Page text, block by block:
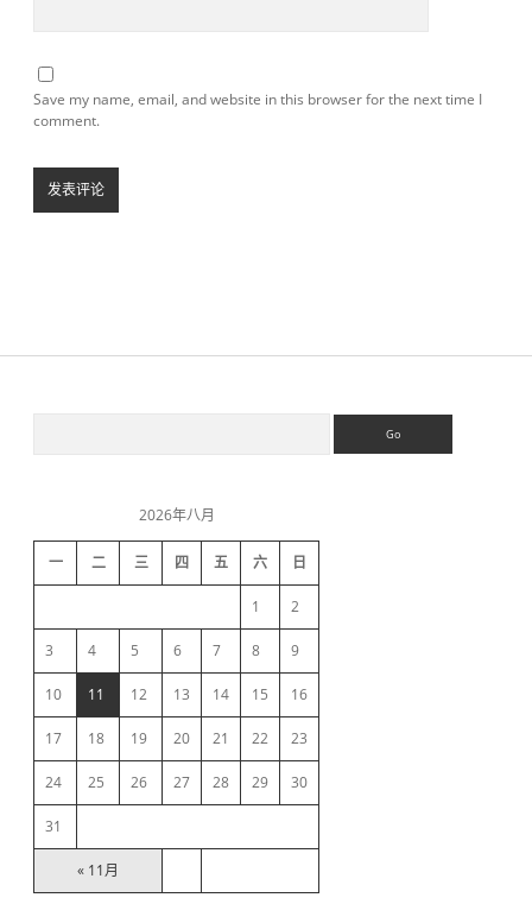
Save my name, email, and website in this browser for the next time I
comment.
d
b
a
r
2026年八月
一 二 三 四 五 六 日
« 11月
1 2
3 4 5 6 7 8 9
10 11 12 13 14 15 16
17 18 19 20 21 22 23
24 25 26 27 28 29 30
31